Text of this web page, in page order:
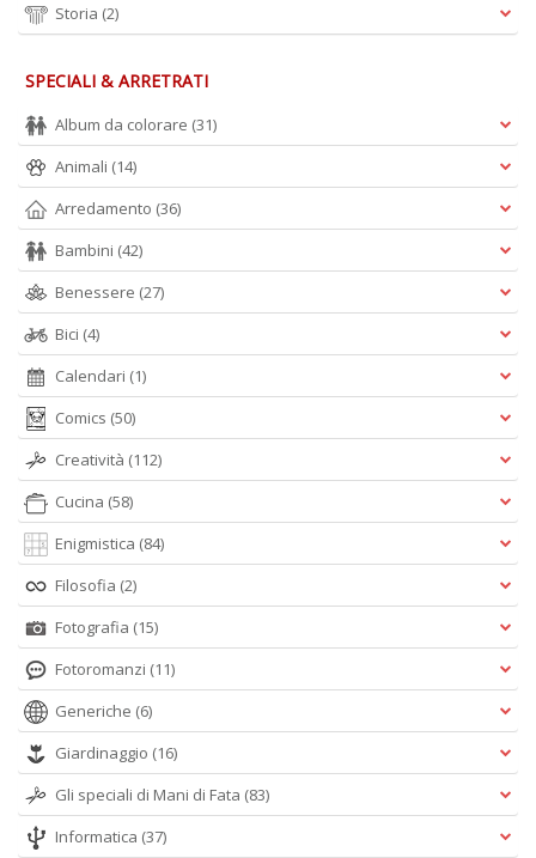
Storia (2)
SPECIALI & ARRETRATI
Album da colorare (31)
Animali (14)
Arredamento (36)
Bambini (42)
Benessere (27)
Bici (4)
Calendari (1)
Comics (50)
Creatività (112)
Cucina (58)
Enigmistica (84)
Filosofia (2)
Fotografia (15)
Fotoromanzi (11)
Generiche (6)
Giardinaggio (16)
Gli speciali di Mani di Fata (83)
Informatica (37)